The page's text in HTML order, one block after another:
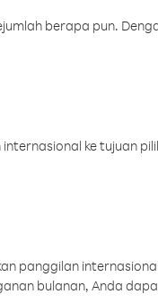
berapa pun.
ke tujuan
panggilan
bulanan, Anda